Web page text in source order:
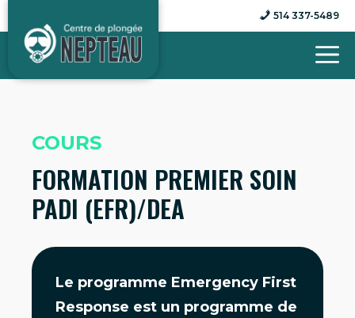
contenu
514 337-5489
COURS
FORMATION PREMIER SOIN
PADI (EFR)/DEA
Le programme Emergency First
Response est un programme de